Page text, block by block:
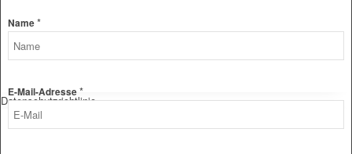
Datenschutzrichtlinie
E-
Layout
Name*
E-Mail-Adresse*